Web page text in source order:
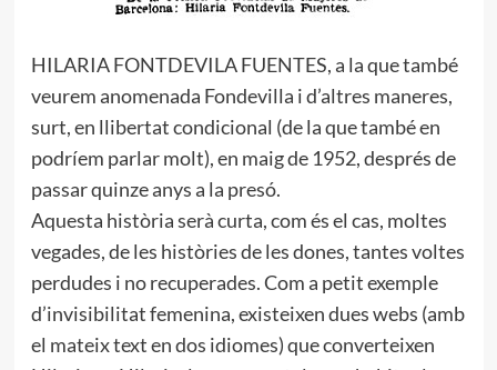
HILARIA FONTDEVILA FUENTES, a la que també
veurem anomenada Fondevilla i d’altres maneres,
surt, en llibertat condicional (de la que també en
podríem parlar molt), en maig de 1952, després de
passar quinze anys a la presó.
Aquesta història serà curta, com és el cas, moltes
vegades, de les històries de les dones, tantes voltes
perdudes i no recuperades. Com a petit exemple
d’invisibilitat femenina, existeixen dues webs (amb
el mateix text en dos idiomes) que converteixen